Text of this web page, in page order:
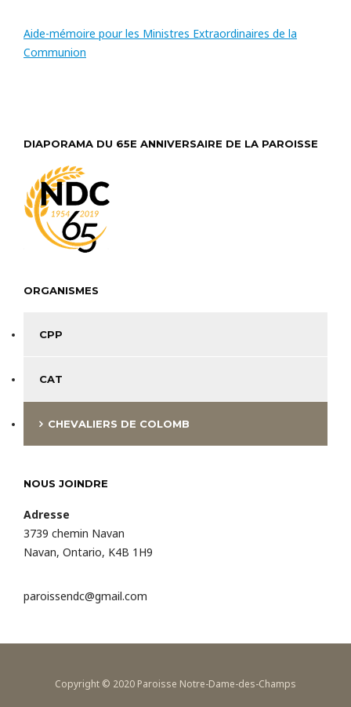
Aide-mémoire pour les Ministres Extraordinaires de la
Communion
DIAPORAMA DU 65E ANNIVERSAIRE DE LA PAROISSE
ORGANISMES
CPP
CAT
CHEVALIERS DE COLOMB
NOUS JOINDRE
Adresse
3739 chemin Navan
Navan, Ontario, K4B 1H9
paroissendc@gmail.com
Copyright © 2020 Paroisse Notre-Dame-des-Champs